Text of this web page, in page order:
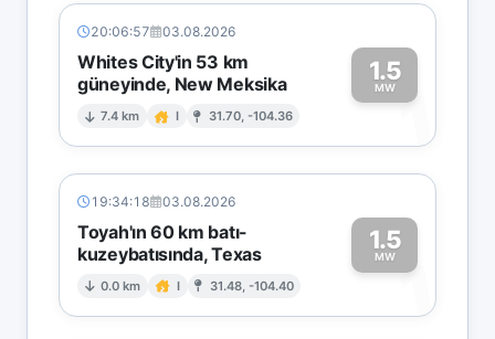
20:06:57 03.08.2026
Whites City'in 53 km
güneyinde, New Meksika
7.4 km I 31.70, -104.36
1.5
MW1
19:34:18 03.08.2026
Toyah'ın 60 km batı-
kuzeybatısında, Texas
0.0 km I 31.48, -104.40
1.5
MW1